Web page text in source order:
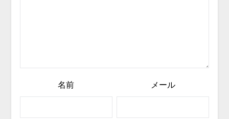
名前 メール